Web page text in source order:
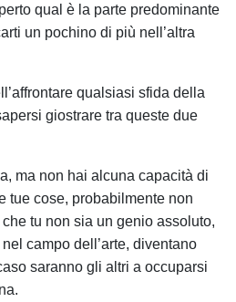
qual è la parte predominante
un pochino di più nell’altra
qualsiasi sfida della
giostrare tra queste due
ma non hai alcuna capacità di
tue cose, probabilmente non
tu non sia un genio assoluto,
campo dell’arte, diventano
saranno gli altri a occuparsi